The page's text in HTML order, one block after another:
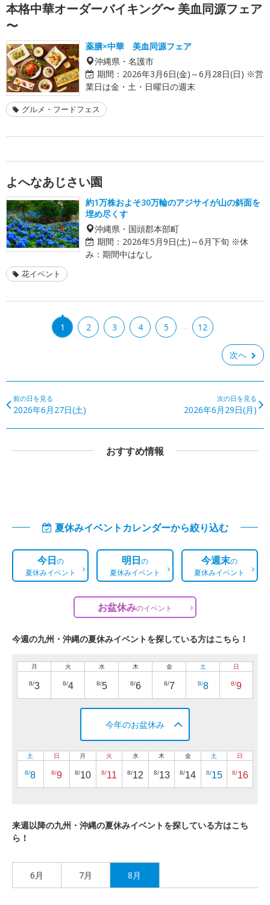
本格中華オーダーバイキング〜 美血同源フェア
〜
薬膳×中華 美血同源フェア
沖縄県・名護市
期間： 2026年3月6日(金)～6月28日(日) ※営
業日は金・土・日曜日の週末
グルメ・フードフェス
よへなあじさい園
約1万株およそ30万輪のアジサイが山の斜面を
埋め尽くす
沖縄県・国頭郡本部町
期間： 2026年5月9日(土)～6月下旬 ※休
み：期間中はなし
花イベント
1 2 3 4 5 … 12
次へ
前の日を見る
2026年6月27日(土)
次の日を見る
2026年6月29日(月)
おすすめ情報
夏休みイベントカレンダーから絞り込む
今日の
夏休みイベント
明日の
夏休みイベント
今週末の
夏休みイベント
お盆休みのイベント
今週の九州・沖縄の夏休みイベントを探している方はこちら！
月
8/3
火
8/4
水
8/5
木
8/6
金
8/7
土
8/8
日
8/9
今年のお盆休み
土
8/8
日
8/9
月
8/10
火
8/11
水
8/12
木
8/13
金
8/14
土
8/15
日
8/16
来週以降の九州・沖縄の夏休みイベントを探している方はこち
ら！
6月 7月 8月